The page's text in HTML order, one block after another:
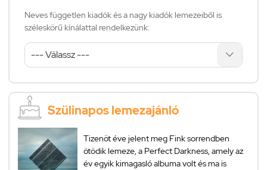
Neves független kiadók és a nagy kiadók lemezeiből is
széleskörű kínálattal rendelkezünk:
Szülinapos lemezajánló
Tizenöt éve jelent meg Fink sorrendben
ötödik lemeze, a Perfect Darkness, amely az
év egyik kimagasló albuma volt és ma is